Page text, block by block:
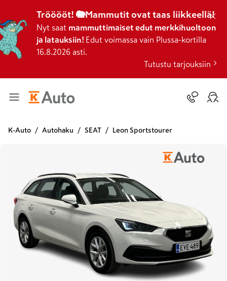
Trööööt! 🐘Mammutit ovat taas liikkeellä!
Nyt saat mammuttimaiset edut merkkihuoltoon
ja latauksiin! Edut voimassa vain Plussa-kortilla
16.8.2026 asti.
Tutustu tarjouksiin
K-Auto Autohaku SEAT Leon Sportstourer